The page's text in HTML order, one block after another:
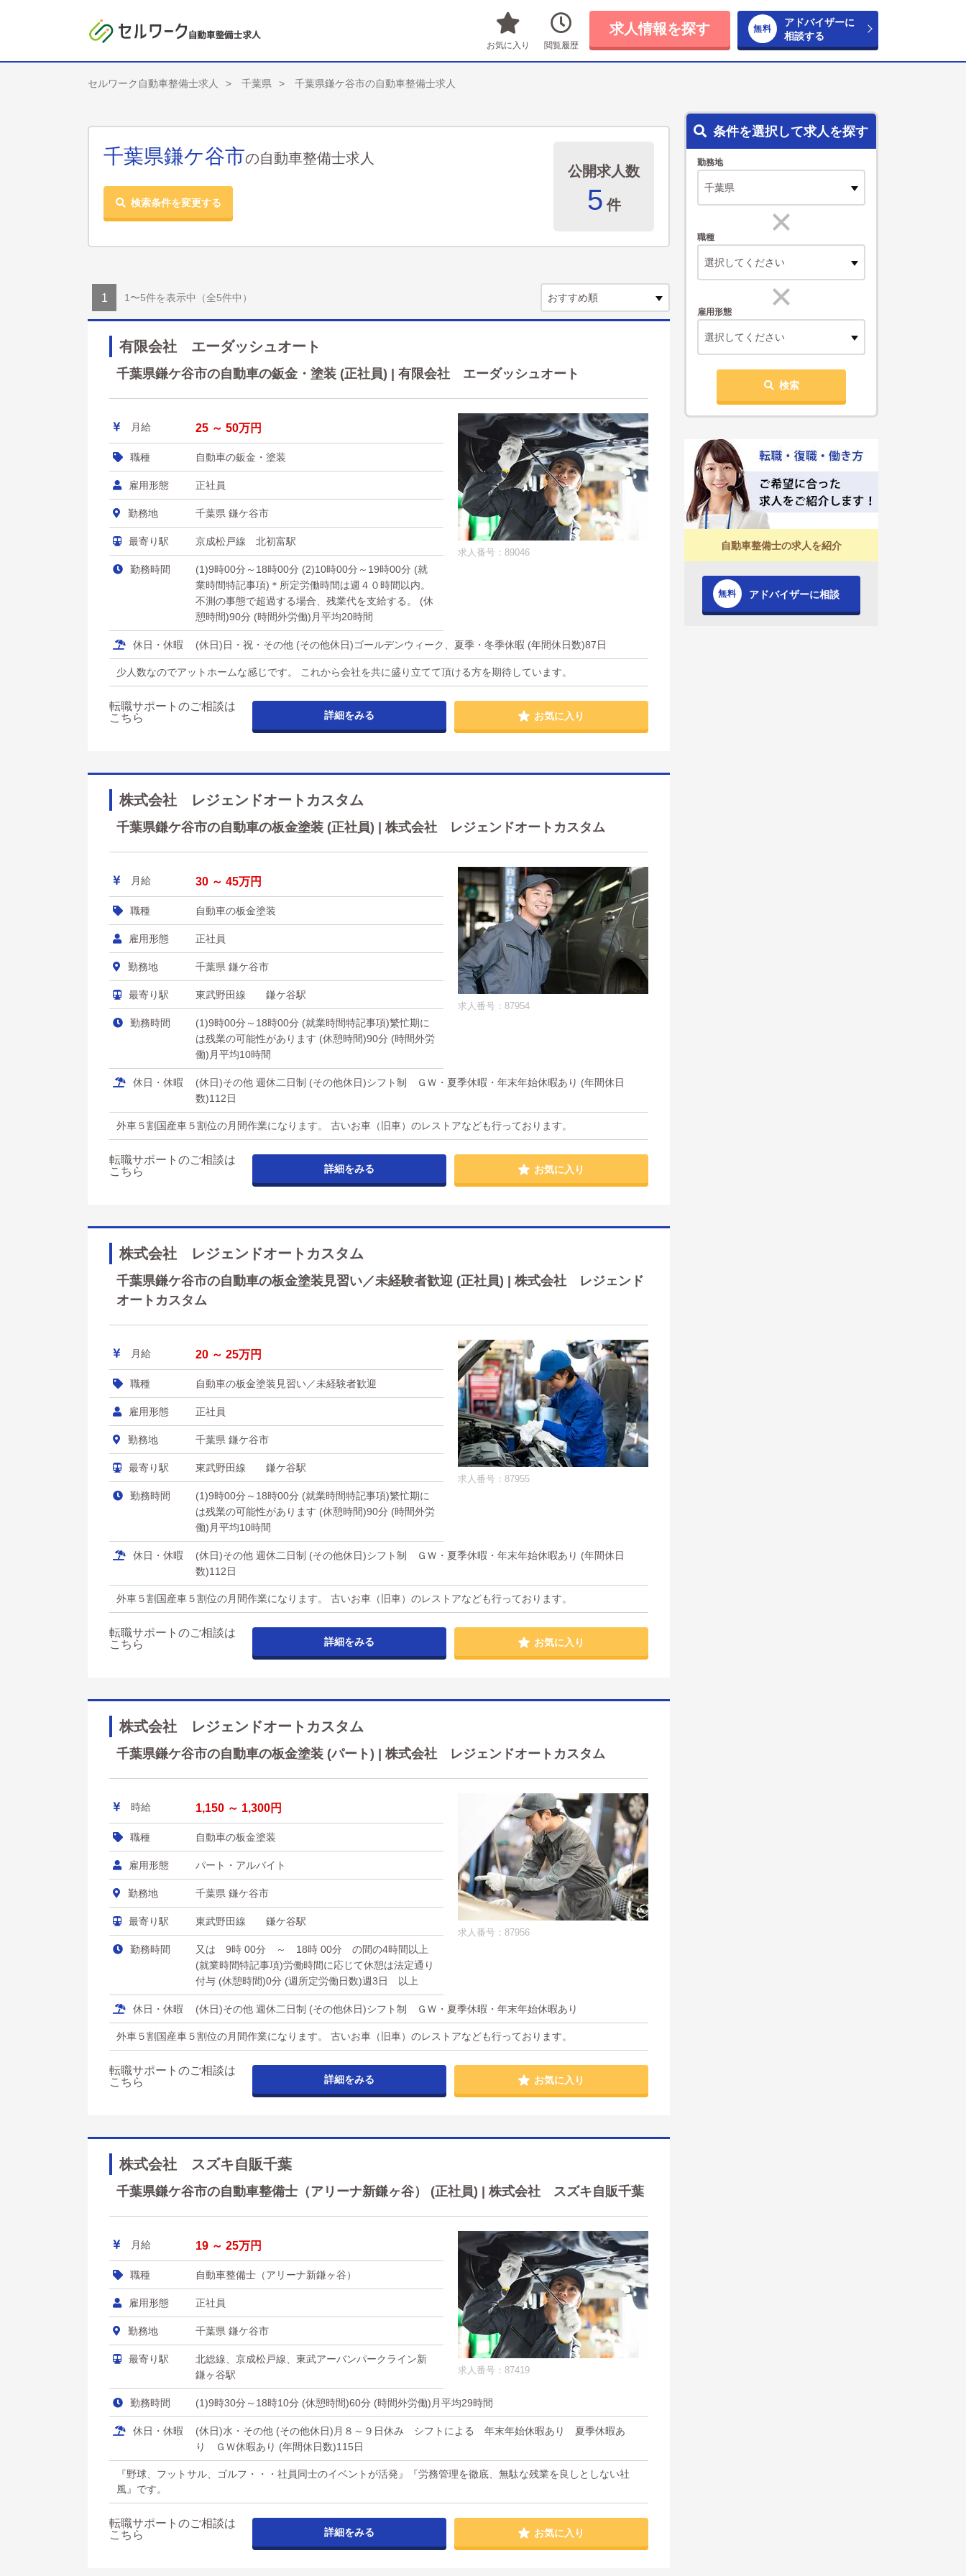
お気に入り 閲覧履歴
求人情報を探す
アドバイザーに
相談する
セルワーク自動車整備士求人 千葉県 千葉県鎌ケ谷市の自動車整備士求人
千葉県鎌ケ谷市の自動車整備士求人
検索条件を変更する
公開求人数
5 件
1 1〜5件を表示中 （全5件中）
有限会社 エーダッシュオート
千葉県鎌ケ谷市の自動車の鈑金・塗装 (正社員) | 有限会社 エーダッシュオート
求人番号：89046
月給 25 ～ 50万円
職種 自動車の鈑金・塗装
雇用形態 正社員
勤務地 千葉県 鎌ケ谷市
最寄り駅 京成松戸線 北初富駅
勤務時間
(1)9時00分～18時00分 (2)10時00分～19時00分 (就
業時間特記事項)＊所定労働時間は週４０時間以内。
不測の事態で超過する場合、残業代を支給する。 (休
憩時間)90分 (時間外労働)月平均20時間
休日・休暇 (休日)日・祝・その他 (その他休日)ゴールデンウィーク、夏季・冬季休暇 (年間休日数)87日
少人数なのでアットホームな感じです。 これから会社を共に盛り立てて頂ける方を期待しています。
転職サポートのご相談は
こちら
詳細をみる お気に入り
株式会社 レジェンドオートカスタム
千葉県鎌ケ谷市の自動車の板金塗装 (正社員) | 株式会社 レジェンドオートカスタム
求人番号：87954
月給 30 ～ 45万円
職種 自動車の板金塗装
雇用形態 正社員
勤務地 千葉県 鎌ケ谷市
最寄り駅 東武野田線 鎌ケ谷駅
勤務時間
(1)9時00分～18時00分 (就業時間特記事項)繁忙期に
は残業の可能性があります (休憩時間)90分 (時間外労
働)月平均10時間
休日・休暇
(休日)その他 週休二日制 (その他休日)シフト制 ＧＷ・夏季休暇・年末年始休暇あり (年間休日
数)112日
外車５割国産車５割位の月間作業になります。 古いお車（旧車）のレストアなども行っております。
転職サポートのご相談は
こちら
詳細をみる お気に入り
株式会社 レジェンドオートカスタム
千葉県鎌ケ谷市の自動車の板金塗装見習い／未経験者歓迎 (正社員) | 株式会社 レジェンド
オートカスタム
求人番号：87955
月給 20 ～ 25万円
職種 自動車の板金塗装見習い／未経験者歓迎
雇用形態 正社員
勤務地 千葉県 鎌ケ谷市
最寄り駅 東武野田線 鎌ケ谷駅
勤務時間
(1)9時00分～18時00分 (就業時間特記事項)繁忙期に
は残業の可能性があります (休憩時間)90分 (時間外労
働)月平均10時間
休日・休暇
(休日)その他 週休二日制 (その他休日)シフト制 ＧＷ・夏季休暇・年末年始休暇あり (年間休日
数)112日
外車５割国産車５割位の月間作業になります。 古いお車（旧車）のレストアなども行っております。
転職サポートのご相談は
こちら
詳細をみる お気に入り
株式会社 レジェンドオートカスタム
千葉県鎌ケ谷市の自動車の板金塗装 (パート) | 株式会社 レジェンドオートカスタム
求人番号：87956
時給 1,150 ～ 1,300円
職種 自動車の板金塗装
雇用形態 パート・アルバイト
勤務地 千葉県 鎌ケ谷市
最寄り駅 東武野田線 鎌ケ谷駅
勤務時間
又は 9時 00分 ～ 18時 00分 の間の4時間以上
(就業時間特記事項)労働時間に応じて休憩は法定通り
付与 (休憩時間)0分 (週所定労働日数)週3日 以上
休日・休暇 (休日)その他 週休二日制 (その他休日)シフト制 ＧＷ・夏季休暇・年末年始休暇あり
外車５割国産車５割位の月間作業になります。 古いお車（旧車）のレストアなども行っております。
転職サポートのご相談は
こちら
詳細をみる お気に入り
株式会社 スズキ自販千葉
千葉県鎌ケ谷市の自動車整備士（アリーナ新鎌ヶ谷） (正社員) | 株式会社 スズキ自販千葉
求人番号：87419
月給 19 ～ 25万円
職種 自動車整備士（アリーナ新鎌ヶ谷）
雇用形態 正社員
勤務地 千葉県 鎌ケ谷市
最寄り駅
北総線、京成松戸線、東武アーバンパークライン新
鎌ヶ谷駅
勤務時間 (1)9時30分～18時10分 (休憩時間)60分 (時間外労働)月平均29時間
休日・休暇
(休日)水・その他 (その他休日)月８～９日休み シフトによる 年末年始休暇あり 夏季休暇あ
り ＧＷ休暇あり (年間休日数)115日
『野球、フットサル、ゴルフ・・・社員同士のイベントが活発』『労務管理を徹底、無駄な残業を良しとしない社
風』です。
転職サポートのご相談は
こちら
詳細をみる お気に入り
条件を選択して求人を探す
勤務地
職種
選択してください
雇用形態
選択してください
検索
自動車整備士の求人を紹介
アドバイザーに相談